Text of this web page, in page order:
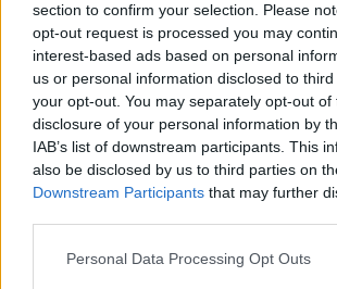
section to confirm your selection. Please
opt-out request is processed you may
interest-based ads based on personal
us or personal information disclosed to
your opt-out. You may separately opt-out of
disclosure of your personal information by
IAB’s list of downstream participants. This
also be disclosed by us to third parties on
Downstream Participants that may further
Personal Data Processing Opt Outs
Vilniaus miesto savivaldybė
rusų kalbos vartojimą savo
šiol rusų kalbos nebeliks
interneto svetainėje ir klientų
aptarnavimo sistemoje, o
skundai šia kalba nebebus
pat metu sostinė plečia
užsieniečiams mokytis